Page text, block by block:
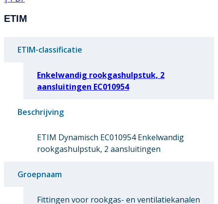
ETIM
ETIM-classificatie
Enkelwandig rookgashulpstuk, 2
aansluitingen EC010954
Beschrijving
ETIM Dynamisch EC010954 Enkelwandig
rookgashulpstuk, 2 aansluitingen
Groepnaam
Fittingen voor rookgas- en ventilatiekanalen